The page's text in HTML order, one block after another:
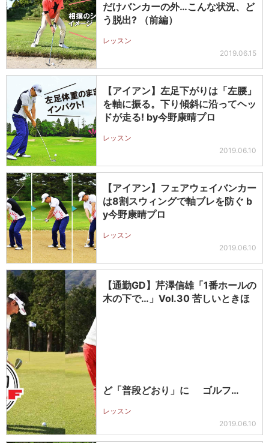
だけバンカーの外…こんな状況、ど
う脱出? （前編）
レッスン
2019.06.15
【アイアン】左足下がりは「左腰」
を軸に振る。下り傾斜に沿ってヘッ
ドが走る! by今野康晴プロ
レッスン
2019.06.10
【アイアン】フェアウェイバンカー
は8割スウィングで軸ブレを防ぐ b
y今野康晴プロ
レッスン
2019.06.10
【通勤GD】芹澤信雄「1番ホールの
木の下で…」Vol.30 苦しいときほ
ど「普段どおり」に ゴルフ…
レッスン
2019.06.10